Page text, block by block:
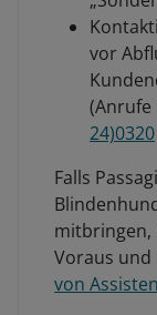
vor
24)0320
Falls
mitbringen,
Voraus und
von